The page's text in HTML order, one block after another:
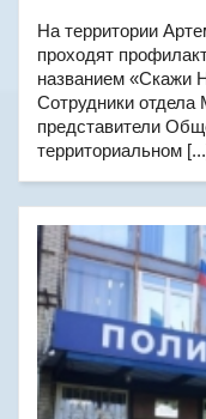
На территории
проходят
названием «Скажи
Сотрудники отдела
представители
территориальном